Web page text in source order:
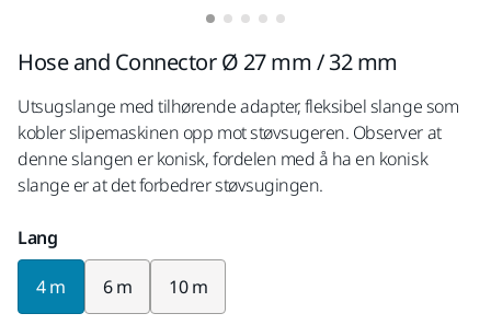
Hose and Connector Ø 27 mm / 32 mm
Utsugslange med tilhørende adapter, fleksibel slange som
kobler slipemaskinen opp mot støvsugeren. Observer at
denne slangen er konisk, fordelen med å ha en konisk
slange er at det forbedrer støvsugingen.
Lang
4 m 6 m 10 m